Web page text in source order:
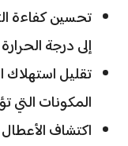
تحسين كفاءة
إلى درجة
تقليل استهلاك
المكونات التي
اكتشاف